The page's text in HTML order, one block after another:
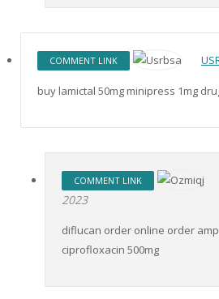
COMMENT LINK
buy lamictal 50mg minipress 1mg
COMMENT LINK
2023
diflucan order online order
ciprofloxacin 500mg